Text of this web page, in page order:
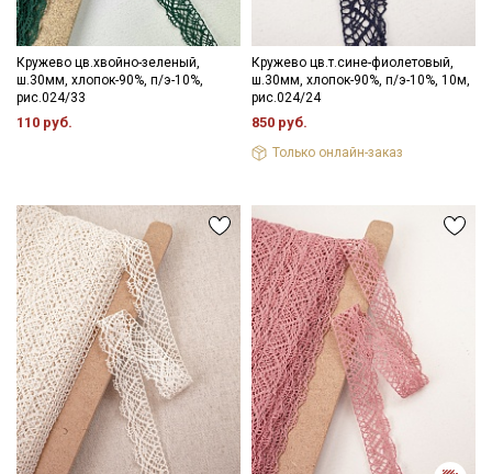
Кружево цв.хвойно-зеленый,
ш.30мм, хлопок-90%, п/э-10%,
рис.024/33
110 руб.
Кружево цв.т.сине-фиолетовый,
ш.30мм, хлопок-90%, п/э-10%, 10м,
рис.024/24
850 руб.
Только онлайн-заказ
Подписаться
Политикой обработки персональных
ДаюСогласие на получение рекламных и
информационных рассылок